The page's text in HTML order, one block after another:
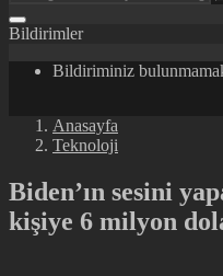
Bildirimler
Bildiriminiz
Anasayfa
Teknoloji
Biden’ın sesini
kişiye 6 milyon